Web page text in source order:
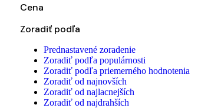
Cena
Zoradiť podľa
Prednastavené zoradenie
Zoradiť podľa populárnosti
Zoradiť podľa priemerného hodnotenia
Zoradiť od najnovších
Zoradiť od najlacnejších
Zoradiť od najdrahších